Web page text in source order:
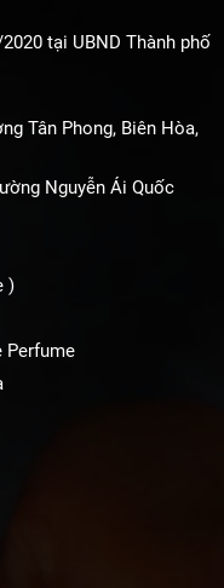
tại UBND Thành phố
Tân Phong, Biên Hòa,
Nguyễn Ái Quốc
)
Perfume